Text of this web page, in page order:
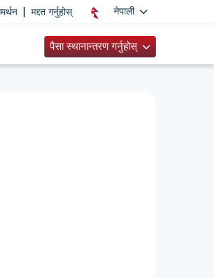
मद्दत गर्नुहोस् नेपाली
पैसा स्थानान्तरण गर्नुहोस्